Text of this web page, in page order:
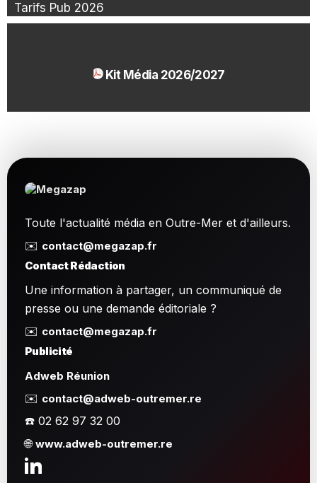
Tarifs Pub 2026
Kit Média 2026/2027
Toute l'actualité média en Outre-Mer et d'ailleurs.
✉️ contact@megazap.fr
Contact Rédaction
Une information à partager, un communiqué de
presse ou une demande éditoriale ?
✉️ contact@megazap.fr
Publicité
Adweb Réunion
✉️ contact@adweb-outremer.re
☎️ 02 62 97 32 00
🌐www.adweb-outremer.re